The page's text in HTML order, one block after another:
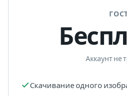
Аккаунт не
Скачивание одного